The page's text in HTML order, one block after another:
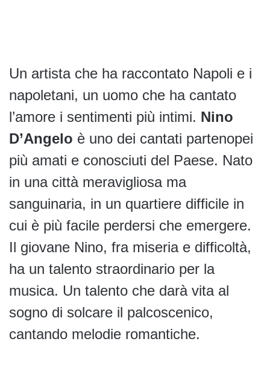
Un artista che ha raccontato Napoli e i
napoletani, un uomo che ha cantato
l’amore i sentimenti più intimi. Nino
D’Angelo è uno dei cantati partenopei
più amati e conosciuti del Paese. Nato
in una città meravigliosa ma
sanguinaria, in un quartiere difficile in
cui è più facile perdersi che emergere.
Il giovane Nino, fra miseria e difficoltà,
ha un talento straordinario per la
musica. Un talento che darà vita al
sogno di solcare il palcoscenico,
cantando melodie romantiche.